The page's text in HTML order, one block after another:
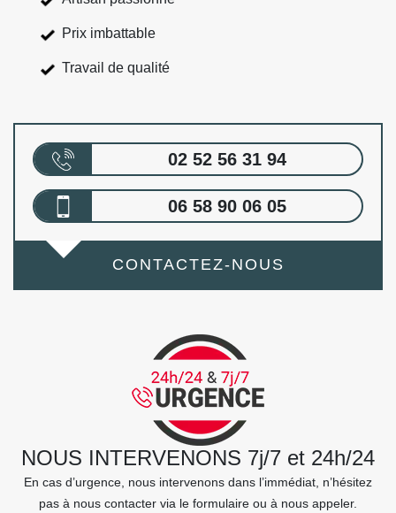
Prix imbattable
Travail de qualité
02 52 56 31 94
06 58 90 06 05
CONTACTEZ-NOUS
NOUS INTERVENONS 7j/7 et 24h/24
En cas d’urgence, nous intervenons dans l’immédiat, n’hésitez
pas à nous contacter via le formulaire ou à nous appeler.